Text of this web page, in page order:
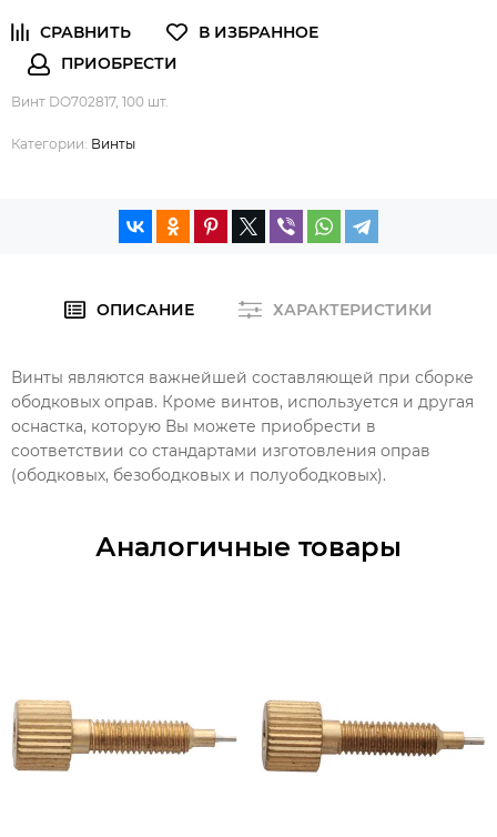
Винт DO702817, 100 шт.
Категории: Винты
ОПИСАНИЕ ХАРАКТЕРИСТИКИ
Винты являются важнейшей составляющей при сборке
ободковых оправ. Кроме винтов, используется и другая
оснастка, которую Вы можете приобрести в
соответствии со стандартами изготовления оправ
(ободковых, безободковых и полуободковых).
Аналогичные товары